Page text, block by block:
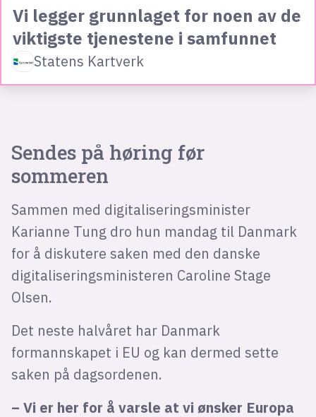
Vi legger grunnlaget for noen av de
viktigste tjenestene i samfunnet
Statens Kartverk
Sendes på høring før
sommeren
Sammen med digitaliseringsminister
Karianne Tung dro hun mandag til Danmark
for å diskutere saken med den danske
digitaliseringsministeren Caroline Stage
Olsen.
Det neste halvåret har Danmark
formannskapet i EU og kan dermed sette
saken på dagsordenen.
– Vi er her for å varsle at vi ønsker Europa